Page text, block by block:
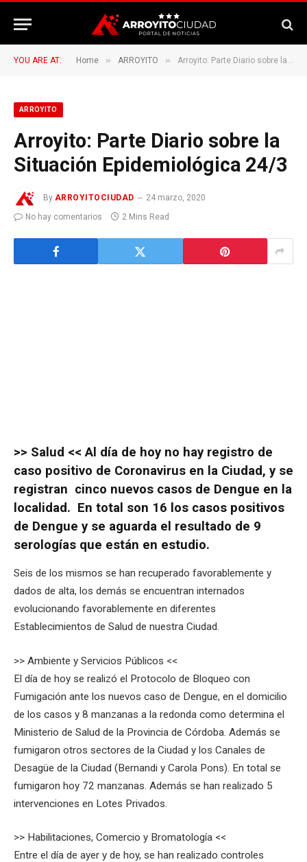
YOU ARE AT: Home » ARROYITO » Arroyito: Parte Diario sobre la Situación Epidemiológica 24/3
ARROYITO
Arroyito: Parte Diario sobre la
Situación Epidemiológica 24/3
By ARROYITOCIUDAD
24 marzo, 2020
No hay comentarios
2 Mins Read
>> Salud << Al día de hoy no hay registro de
caso positivo de Coronavirus en la Ciudad, y se
registran cinco nuevos casos de Dengue en la
localidad. En total son 16 los casos positivos
de Dengue y se aguarda el resultado de 9
serologías que están en estudio.
Seis de los mismos se han recuperado favorablemente y
dados de alta, los demás se encuentran internados
evolucionando favorablemente en diferentes
Establecimientos de Salud de nuestra Ciudad.
>> Ambiente y Servicios Públicos <<
El día de hoy se realizó el Protocolo de Bloqueo con
Fumigación ante los nuevos caso de Dengue, en el domicilio
de los casos y 8 manzanas a la redonda como determina el
Ministerio de Salud de la Provincia de Córdoba. Además se
fumigaron otros sectores de la Ciudad y los Canales de
Desagüe de la Ciudad (Bernandi y Carola Pons). En total se
fumigaron hoy 72 manzanas. Además se han realizado 5
intervenciones en Lotes Privados.
>> Habilitaciones, Comercio y Bromatología <<
Entre el día de ayer y de hoy, se han realizado controles